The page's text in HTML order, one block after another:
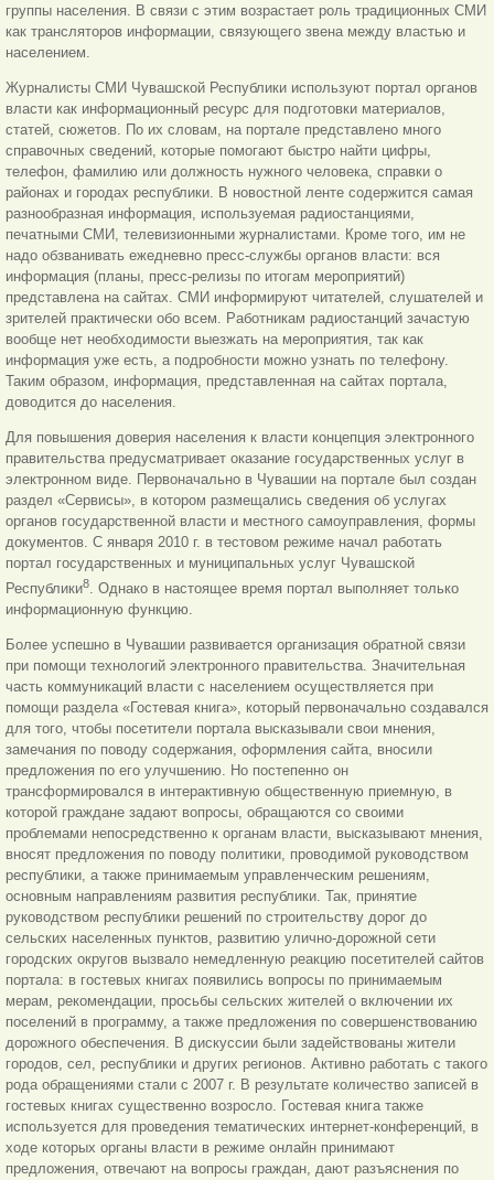
группы населения. В связи с этим возрастает роль традиционных СМИ
как трансляторов информации, связующего звена между властью и
населением.
Журналисты СМИ Чувашской Республики используют портал органов
власти как информационный ресурс для подготовки материалов,
статей, сюжетов. По их словам, на портале представлено много
справочных сведений, которые помогают быстро найти цифры,
телефон, фамилию или должность нужного человека, справки о
районах и городах республики. В новостной ленте содержится самая
разнообразная информация, используемая радиостанциями,
печатными СМИ, телевизионными журналистами. Кроме того, им не
надо обзванивать ежедневно пресс-службы органов власти: вся
информация (планы, пресс-релизы по итогам мероприятий)
представлена на сайтах. СМИ информируют читателей, слушателей и
зрителей практически обо всем. Работникам радиостанций зачастую
вообще нет необходимости выезжать на мероприятия, так как
информация уже есть, а подробности можно узнать по телефону.
Таким образом, информация, представленная на сайтах портала,
доводится до населения.
Для повышения доверия населения к власти концепция электронного
правительства предусматривает оказание государственных услуг в
электронном виде. Первоначально в Чувашии на портале был создан
раздел «Сервисы», в котором размещались сведения об услугах
органов государственной власти и местного самоуправления, формы
документов. С января 2010 г. в тестовом режиме начал работать
портал государственных и муниципальных услуг Чувашской
Республики8. Однако в настоящее время портал выполняет только
информационную функцию.
Более успешно в Чувашии развивается организация обратной связи
при помощи технологий электронного правительства. Значительная
часть коммуникаций власти с населением осуществляется при
помощи раздела «Гостевая книга», который первоначально создавался
для того, чтобы посетители портала высказывали свои мнения,
замечания по поводу содержания, оформления сайта, вносили
предложения по его улучшению. Но постепенно он
трансформировался в интерактивную общественную приемную, в
которой граждане задают вопросы, обращаются со своими
проблемами непосредственно к органам власти, высказывают мнения,
вносят предложения по поводу политики, проводимой руководством
республики, а также принимаемым управленческим решениям,
основным направлениям развития республики. Так, принятие
руководством республики решений по строительству дорог до
сельских населенных пунктов, развитию улично-дорожной сети
городских округов вызвало немедленную реакцию посетителей сайтов
портала: в гостевых книгах появились вопросы по принимаемым
мерам, рекомендации, просьбы сельских жителей о включении их
поселений в программу, а также предложения по совершенствованию
дорожного обеспечения. В дискуссии были задействованы жители
городов, сел, республики и других регионов. Активно работать с такого
рода обращениями стали с 2007 г. В результате количество записей в
гостевых книгах существенно возросло. Гостевая книга также
используется для проведения тематических интернет-конференций, в
ходе которых органы власти в режиме онлайн принимают
предложения, отвечают на вопросы граждан, дают разъяснения по